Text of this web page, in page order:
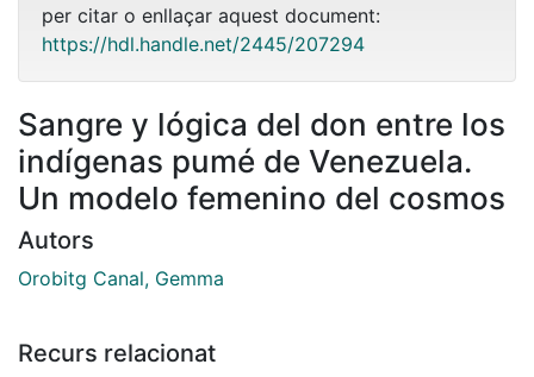
per citar o enllaçar aquest document:
https://hdl.handle.net/2445/207294
Sangre y lógica del don entre los
indígenas pumé de Venezuela.
Un modelo femenino del cosmos
Autors
Orobitg Canal, Gemma
Recurs relacionat